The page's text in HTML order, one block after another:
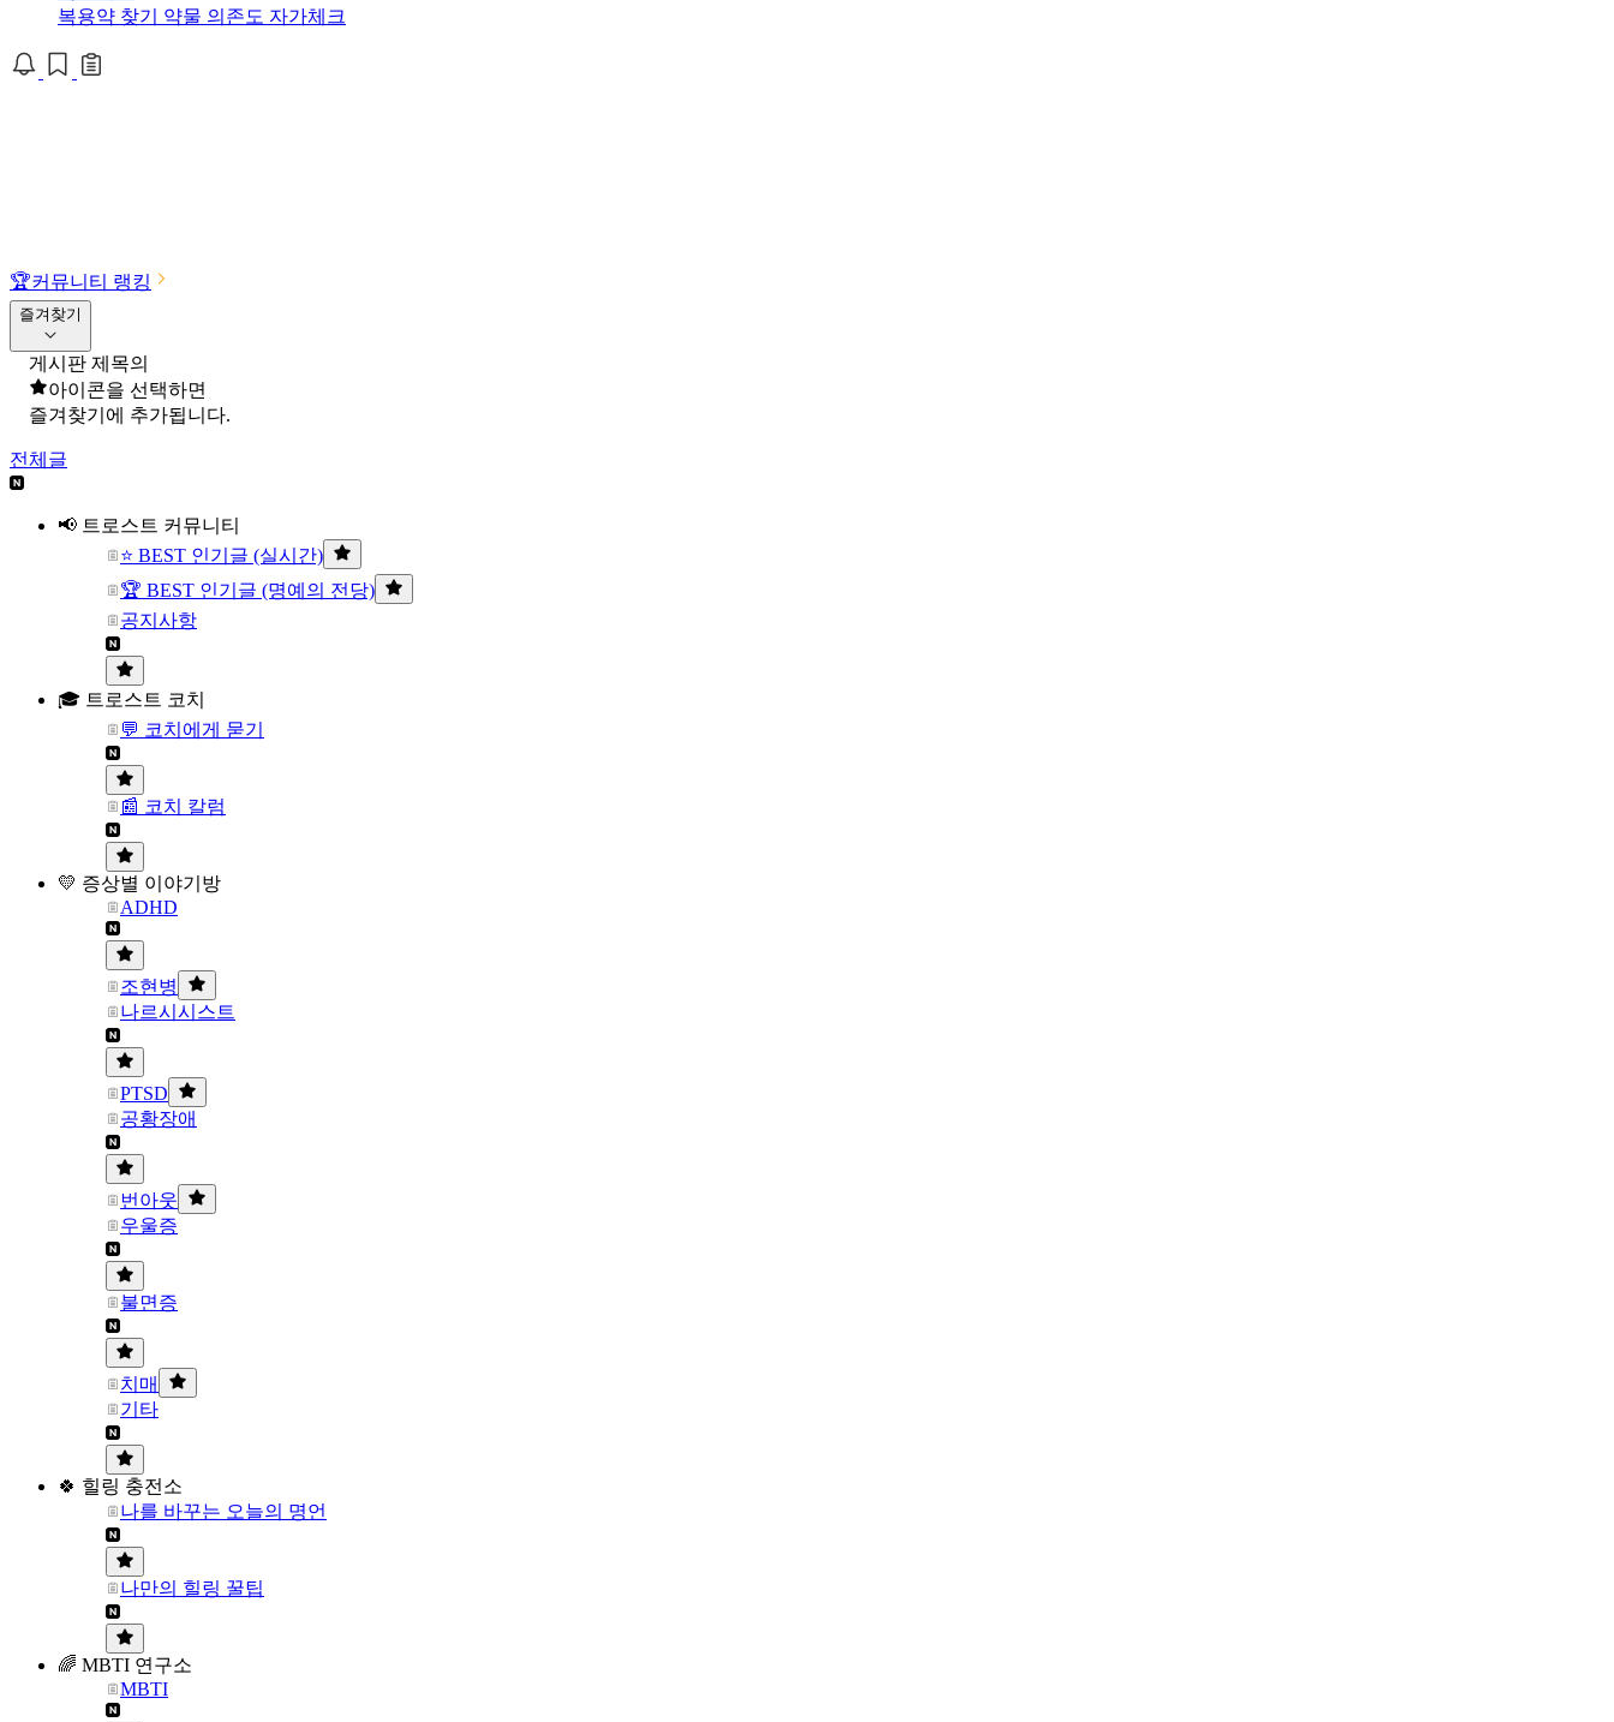
복용약 찾기 약물 의존도 자가체크
🏆커뮤니티 랭킹
즐겨찾기
게시판 제목의
아이콘을 선택하면
즐겨찾기에 추가됩니다.
전체글
📢 트로스트 커뮤니티
⭐ BEST 인기글 (실시간)
🏆 BEST 인기글 (명예의 전당)
공지사항
🎓 트로스트 코치
💬 코치에게 묻기
📰 코치 칼럼
💛 증상별 이야기방
ADHD
조현병
나르시시스트
PTSD
공황장애
번아웃
우울증
불면증
치매
기타
🍀 힐링 충전소
나를 바꾸는 오늘의 명언
나만의 힐링 꿀팁
🌈 MBTI 연구소
MBTI